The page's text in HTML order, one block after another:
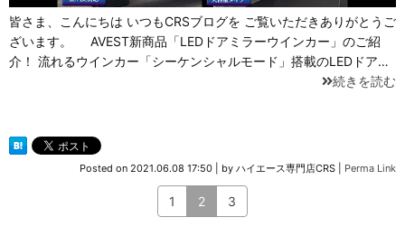
皆さま、こんにちは いつもCRSブログを ご覧いただきありがとうご
ざいます。 AVEST新商品「LEDドアミラーウインカー」のご紹
介！ 流れるウインカー「シーケンシャルモード」搭載のLEDドア…
続きを読む
Posted on 2021.06.08 17:50 by ハイエース専門店CRS Perma Link
1 2 3